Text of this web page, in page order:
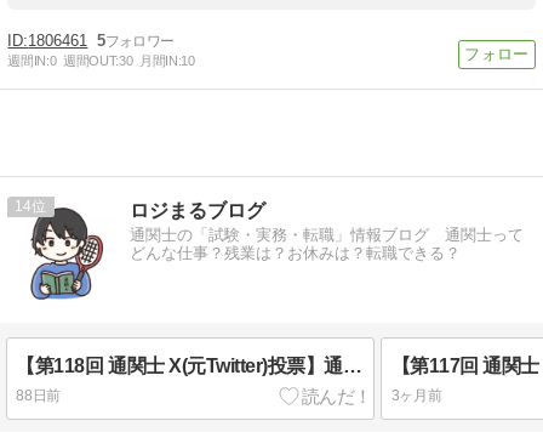
1806461 5
週間IN:0 週間OUT:30 月間IN:10
14 ロジまるブログ
通関士の「試験・実務・転職」情報ブログ 通関士って
どんな仕事？残業は？お休みは？転職できる？
【第118回 通関士 X(元Twitter)投票】通関士のお仕事、輸出と輸入どっちが大変？【アンケート2026/4/12】
88日前 3ヶ月前